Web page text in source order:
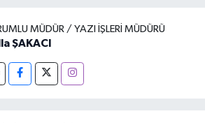
MÜDÜR / YAZI İŞLERI MÜDÜRÜ
ŞAKACI